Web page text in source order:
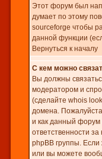
Этот форум был
думает по этому
sourceforge чтобы
данной функции
Вернуться к началу
С кем можно
Вы должны
модератором и
(сделайте whois
домена.
и как данный форум
ответственности
phpBB группы.
или вы можете